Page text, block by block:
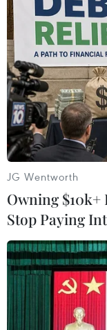
đến người đại
Mạo nhận
giá hơn 1,2 tỷ
23/11/2019 11:06
JG Wentworth
Owning
Stop Paying